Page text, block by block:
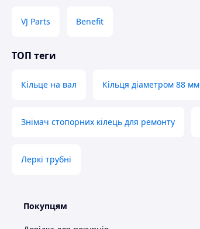
VJ Parts Benefit
ТОП теги
Кільце на вал Кільця діаметром 88 мм
Знімач стопорних кілець для ремонту
Леркі трубні
Покупцям